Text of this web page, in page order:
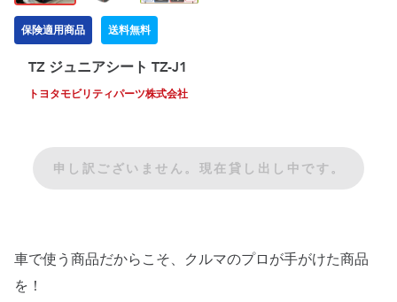
保険適用商品 送料無料
TZ ジュニアシート TZ-J1
トヨタモビリティパーツ株式会社
申し訳ございません。現在貸し出し中です。
車で使う商品だからこそ、クルマのプロが手がけた商品
を！